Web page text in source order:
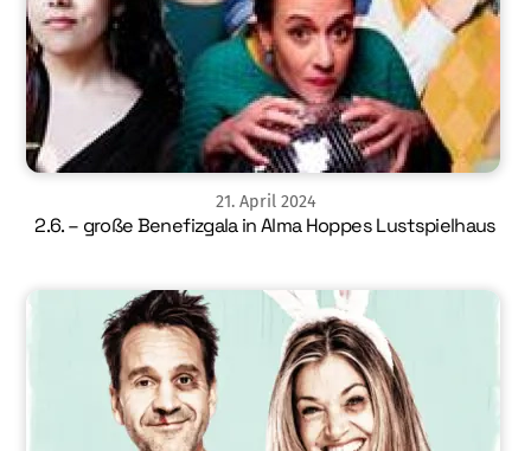
21. April 2024
2.6. – große Benefizgala in Alma Hoppes Lustspielhaus